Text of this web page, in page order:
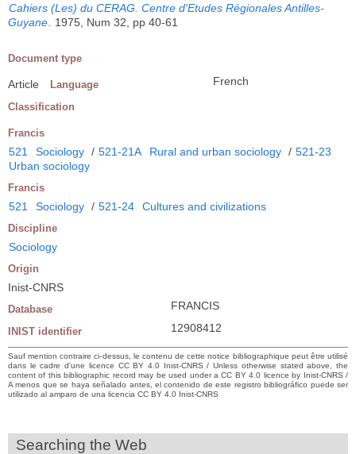
Cahiers (Les) du CERAG. Centre d'Etudes Régionales Antilles-
Guyane
1975, Num 32, pp 40-61
Document type
Article Language French
Classification
Francis
521 Sociology / 521-21A Rural and urban sociology / 521-23
Urban sociology
Francis
521 Sociology / 521-24 Cultures and civilizations
Discipline
Sociology
Origin
Inist-CNRS
Database FRANCIS
INIST identifier 12908412
Sauf mention contraire ci-dessus, le contenu de cette notice bibliographique peut être utilisé
dans le cadre d’une licence CC BY 4.0 Inist-CNRS / Unless otherwise stated above, the
content of this bibliographic record may be used under a CC BY 4.0 licence by Inist-CNRS /
A menos que se haya señalado antes, el contenido de este registro bibliográfico puede ser
utilizado al amparo de una licencia CC BY 4.0 Inist-CNRS
Searching the Web